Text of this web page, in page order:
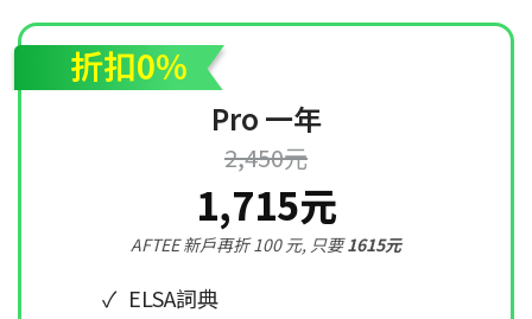
折扣0%
Pro 一年
2,450元
1,715元
AFTEE 新戶再折 100 元, 只要1615元
ELSA詞典